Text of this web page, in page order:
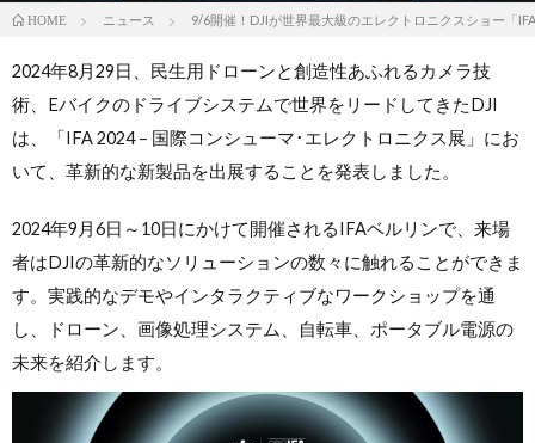
HOME ニュース 9/6開催！DJIが世界最大級のエレクトロニクスショー「
2024年8月29日、民生用ドローンと創造性あふれるカメラ技
術、Eバイクのドライブシステムで世界をリードしてきたDJI
は、「IFA 2024 – 国際コンシューマ･エレクトロニクス展」にお
いて、革新的な新製品を出展することを発表しました。
2024年9月6日～10日にかけて開催されるIFAベルリンで、来場
者はDJIの革新的なソリューションの数々に触れることができま
す。実践的なデモやインタラクティブなワークショップを通
し、ドローン、画像処理システム、自転車、ポータブル電源の
未来を紹介します。